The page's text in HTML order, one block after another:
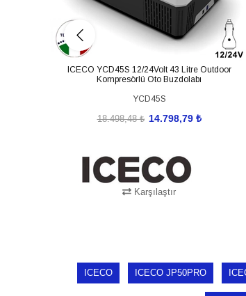
ICECO YCD45S 12/24Volt 43 Litre Outdoor
Kompresörlü Oto Buzdolabı
YCD45S
14.798,79 ₺
18.498,48 ₺
Karşılaştır
ICECO ICECO JP50PRO